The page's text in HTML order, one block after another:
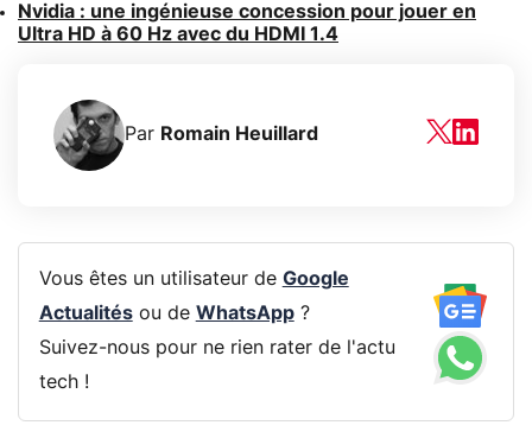
Nvidia : une ingénieuse concession pour jouer en
Ultra HD à 60 Hz avec du HDMI 1.4
Par Romain Heuillard
Vous êtes un utilisateur de Google
Actualitésou de WhatsApp?
Suivez-nous pour ne rien rater de l'actu
tech !